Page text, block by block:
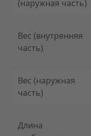
(наружная часть)
Вес (внутренняя
часть)
Вес (наружная
часть)
Длина